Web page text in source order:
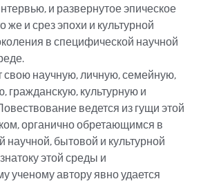
и развернутое эпическое
же и срез эпохи и культурной
в специфической научной
свою научную, личную, семейную,
гражданскую, культурную и
ведется из гущи этой
органично обретающимся в
научной, бытовой и культурной
этой среды и
ученому автору явно удается